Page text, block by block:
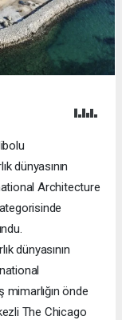
dünyasının
Architecture
dünyasının
önde
The Chicago